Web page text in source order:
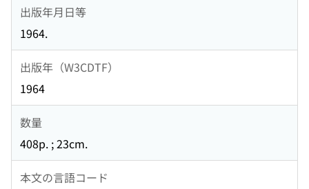
出版年月日等
1964.
出版年（W3CDTF）
1964
数量
408p. ; 23cm.
本文の言語コード